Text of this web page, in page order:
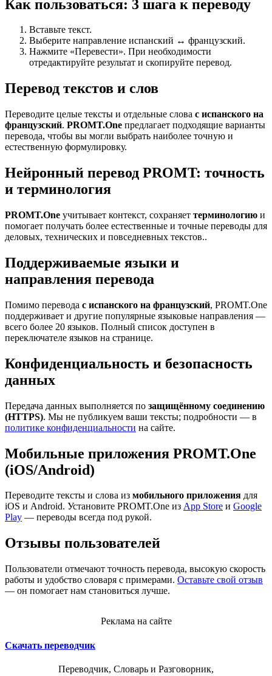
Как пользоваться: 3 шага к переводу
Вставьте текст.
Выберите направление испанский ↔ французский.
Нажмите «Перевести». При необходимости
отредактируйте результат и скопируйте перевод.
Перевод текстов и слов
Переводите целые тексты и отдельные слова с испанского на
французский. PROMT.One предлагает подходящие варианты
перевода, чтобы вы могли выбрать наиболее точную и
естественную формулировку.
Нейронный перевод PROMT: точность
и терминология
PROMT.One учитывает контекст, сохраняет терминологию и
помогает получать более естественные и точные переводы для
деловых, технических и повседневных текстов..
Поддерживаемые языки и
направления перевода
Помимо перевода с испанского на французский, PROMT.One
поддерживает и другие популярные языковые направления —
всего более 20 языков. Полный список доступен в
переключателе языков на странице.
Конфиденциальность и безопасность
данных
Передача данных выполняется по защищённому соединению
(HTTPS). Мы не публикуем ваши тексты; подробности — в
политике конфиденциальности на сайте.
Мобильные приложения PROMT.One
(iOS/Android)
Переводите тексты и слова из мобильного приложения для
iOS и Android. Установите PROMT.One из App Store и Google
Play — переводы всегда под рукой.
Отзывы пользователей
Пользователи отмечают точность перевода, высокую скорость
работы и удобство словаря с примерами. Оставьте свой отзыв
— он помогает нам становиться лучше.
Реклама на сайте
Скачать переводчик
Переводчик, Словарь и Разговорник,